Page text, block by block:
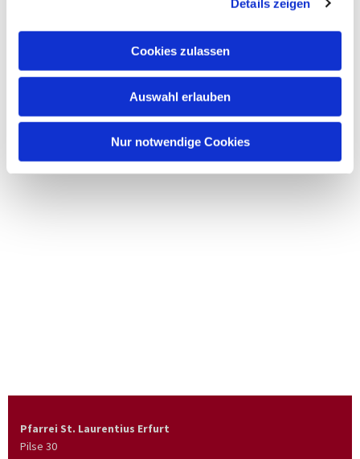
Details zeigen
Cookies zulassen
Auswahl erlauben
Nur notwendige Cookies
Pfarrei St. Laurentius Erfurt
Pilse 30